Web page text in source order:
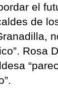
el
de
Rosa